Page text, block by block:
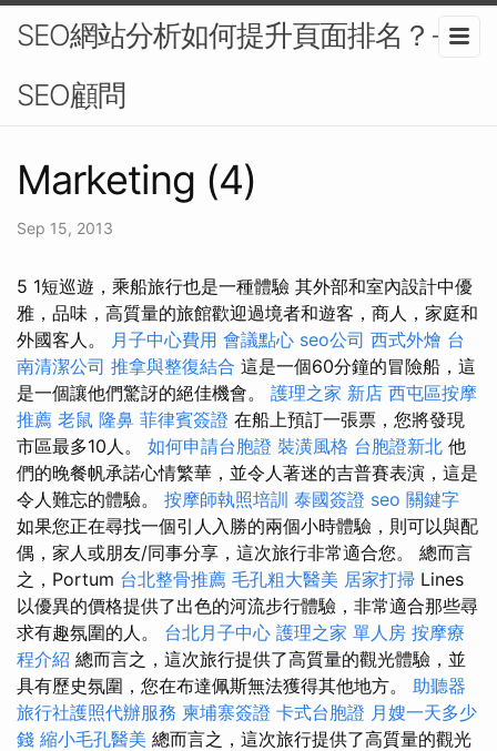
SEO網站分析如何提升頁面排名？-
SEO顧問
Marketing (4)
Sep 15, 2013
5 1短巡遊，乘船旅行也是一種體驗 其外部和室內設計中優
雅，品味，高質量的旅館歡迎過境者和遊客，商人，家庭和
外國客人。 月子中心費用 會議點心 seo公司 西式外燴 台
南清潔公司 推拿與整復結合 這是一個60分鐘的冒險船，這
是一個讓他們驚訝的絕佳機會。 護理之家 新店 西屯區按摩
推薦 老鼠 隆鼻 菲律賓簽證 在船上預訂一張票，您將發現
市區最多10人。 如何申請台胞證 裝潢風格 台胞證新北 他
們的晚餐帆承諾心情繁華，並令人著迷的吉普賽表演，這是
令人難忘的體驗。 按摩師執照培訓 泰國簽證 seo 關鍵字
如果您正在尋找一個引人入勝的兩個小時體驗，則可以與配
偶，家人或朋友/同事分享，這次旅行非常適合您。 總而言
之，Portum 台北整骨推薦 毛孔粗大醫美 居家打掃 Lines
以優異的價格提供了出色的河流步行體驗，非常適合那些尋
求有趣氛圍的人。 台北月子中心 護理之家 單人房 按摩療
程介紹 總而言之，這次旅行提供了高質量的觀光體驗，並
具有歷史氛圍，您在布達佩斯無法獲得其他地方。 助聽器
旅行社護照代辦服務 柬埔寨簽證 卡式台胞證 月嫂一天多少
錢 縮小毛孔醫美 總而言之，這次旅行提供了高質量的觀光